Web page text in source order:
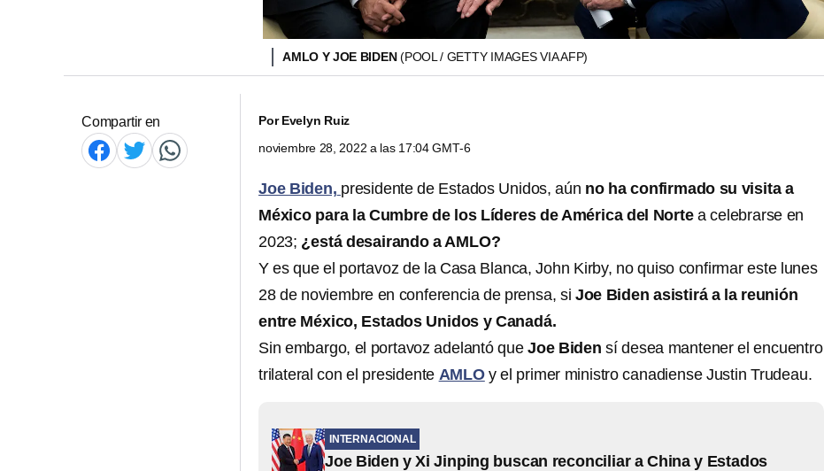
AMLO Y JOE BIDEN(POOL / GETTY IMAGES VIA AFP)
Compartir en PorEvelyn Ruiz
noviembre 28, 2022 a las 17:04 GMT-6
Joe Biden, presidente de Estados Unidos, aún no ha confirmado su visita a
México para la Cumbre de los Líderes de América del Nortea celebrarse en
2023; ¿está desairando a AMLO?
Y es que el portavoz de la Casa Blanca, John Kirby, no quiso confirmar este lunes
28 de noviembre en conferencia de prensa, si Joe Biden asistirá a la reunión
entre México, Estados Unidos y Canadá.
Sin embargo, el portavoz adelantó queJoe Biden sí desea mantener el encuentro
trilateral con el presidente AMLOy el primer ministro canadiense Justin Trudeau.
INTERNACIONAL
Joe Biden y Xi Jinping buscan reconciliar a China y Estados